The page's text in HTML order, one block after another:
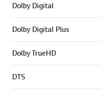
Dolby Digital
Dolby Digital Plus
Dolby TrueHD
DTS